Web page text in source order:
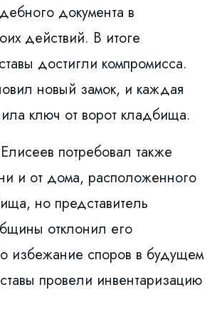
документа в
действий. В итоге
достигли компромисса.
новый замок, и каждая
ключ от ворот кладбища.
потребовал также
и от дома, расположенного
но представитель
отклонил его
избежание споров в будущем
провели инвентаризацию